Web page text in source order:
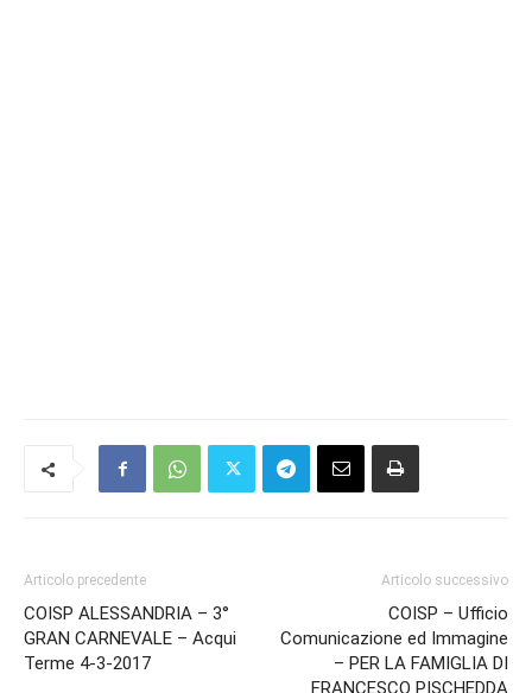
Articolo precedente
COISP ALESSANDRIA – 3°
GRAN CARNEVALE – Acqui
Terme 4-3-2017
Articolo successivo
COISP – Ufficio
Comunicazione ed Immagine
– PER LA FAMIGLIA DI
FRANCESCO PISCHEDDA